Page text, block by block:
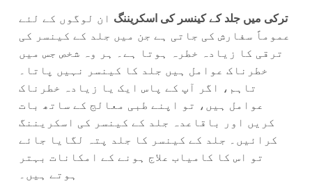
ترکی میں جلد کے کینسر کی اسکریننگ ان لوگوں کے لئے
عموماً سفارش کی جاتی ہے جن میں جلد کے کینسر کی
ترقی کا زیادہ خطرہ ہوتا ہے۔ ہر وہ شخص جس میں
خطرناک عوامل ہیں جلد کا کینسر نہیں پاتا۔
تاہم، اگر آپ کے پاس ایک یا زیادہ خطرناک
عوامل ہیں، تو اپنے طبی معالج کے ساتھ بات
کریں اور باقاعدہ جلد کے کینسر کی اسکریننگ
کرائیں۔ جلد کے کینسر کا جلد پتہ لگایا جائے
تو اس کا کامیاب علاج ہونے کے امکانات بہتر
ہوتے ہیں۔